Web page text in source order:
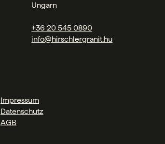
Ungarn
+36 20 545 0890
info@hirschlergranit.hu
Impressum
Datenschutz
AGB